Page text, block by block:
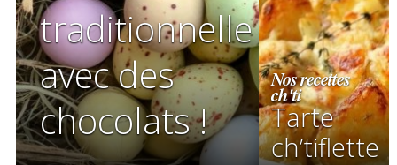
traditionnelle
avec des
chocolats !
Nos recettes
ch'ti
Tarte
ch’tiflette